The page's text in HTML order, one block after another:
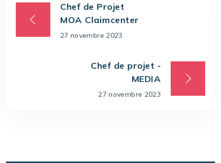
Chef de Projet
MOA Claimcenter
27 novembre 2023
Chef de projet -
MEDIA
27 novembre 2023